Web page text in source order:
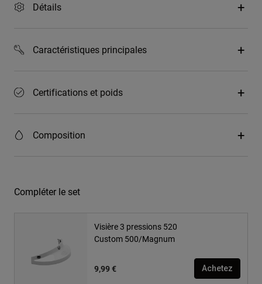
Détails
Caractéristiques principales
Certifications et poids
Composition
Compléter le set
Visière 3 pressions 520
Custom 500/Magnum
9,99 € Achetez